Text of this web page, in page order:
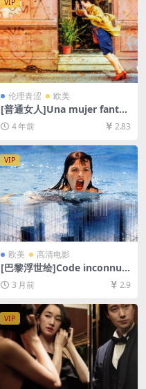
伦理青涩 欧美
[普通女人]Una mujer fantás
tica (2017)[百度网盘+迅雷云
盘资源1080P超清未删减][MP
4/6.7GB][中文字幕]
4 年前 2.83
VIP
欧美 高清电影
[巴黎浮世绘]Code inconnu:
Récit incomplet de divers v
oyages (2000)[百度网盘+夸
克网盘1080P超清未删减资源]
[网盘在线播放/下载][MP4/7.
7GB][中文字幕]
3 月前 2.9
VIP